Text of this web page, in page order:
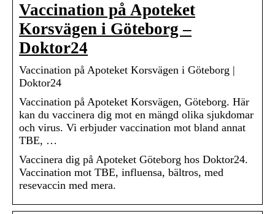
Vaccination på Apoteket
Korsvägen i Göteborg –
Doktor24
Vaccination på Apoteket Korsvägen i Göteborg |
Doktor24
Vaccination på Apoteket Korsvägen, Göteborg. Här
kan du vaccinera dig mot en mängd olika sjukdomar
och virus. Vi erbjuder vaccination mot bland annat
TBE, …
Vaccinera dig på Apoteket Göteborg hos Doktor24.
Vaccination mot TBE, influensa, bältros, med
resevaccin med mera.